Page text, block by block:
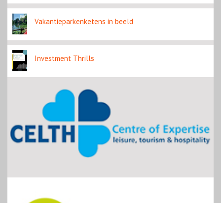
Vakantieparkenketens in beeld
Investment Thrills